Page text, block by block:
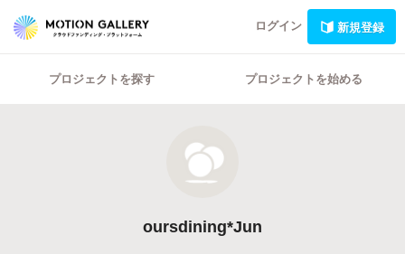
ログイン 新規登録
プロジェクトを探す プロジェクトを始める
oursdining*Jun